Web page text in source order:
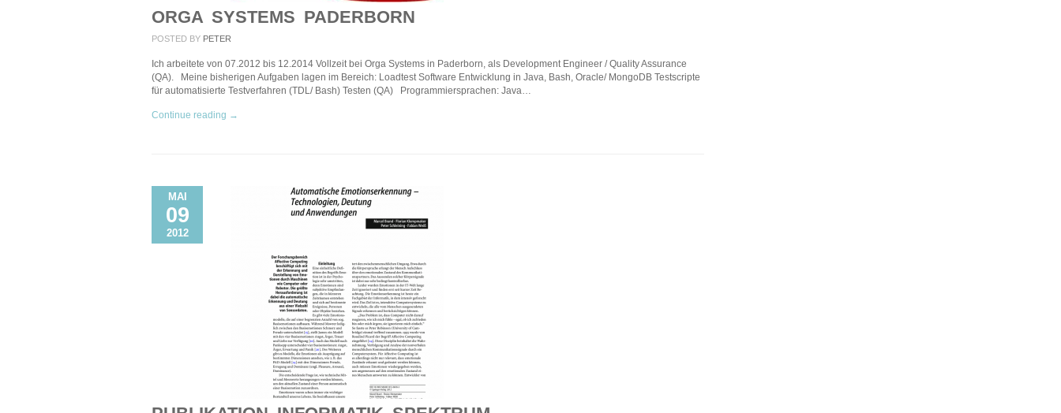
ORGA SYSTEMS PADERBORN
POSTED BY PETER
Ich arbeitete von 07.2012 bis 12.2014 Vollzeit bei Orga Systems in Paderborn, als Development Engineer / Quality Assurance
(QA). Meine bisherigen Aufgaben lagen im Bereich: Loadtest Software Entwicklung in Java, Bash, Oracle/ MongoDB Testscripte
für automatisierte Testverfahren (TDL/ Bash) Testen (QA) Programmiersprachen: Java…
Continue reading →
MAI
09
2012